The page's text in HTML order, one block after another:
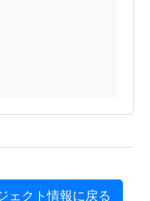
ェクト情報に戻る